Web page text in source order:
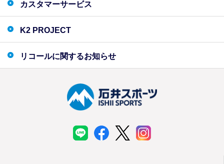
カスタマーサービス
K2 PROJECT
リコールに関するお知らせ